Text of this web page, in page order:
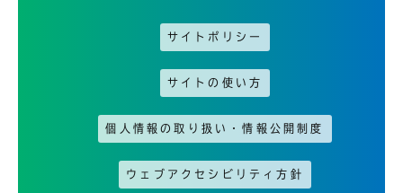
サイトポリシー
サイトの使い方
個人情報の取り扱い・情報公開制度
ウェブアクセシビリティ方針